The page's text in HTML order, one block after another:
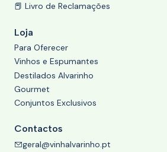
📕 Livro de Reclamações
Loja
Para Oferecer
Vinhos e Espumantes
Destilados Alvarinho
Gourmet
Conjuntos Exclusivos
Contactos
geral@vinhalvarinho.pt